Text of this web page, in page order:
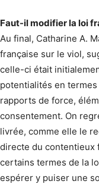
Faut-il modifier la loi
Au final, Catharine A.
française sur le viol,
celle-ci était
potentialités en termes
rapports de force,
consentement. On
livrée, comme elle le
directe du contentieux
certains termes de la
espérer y puiser une